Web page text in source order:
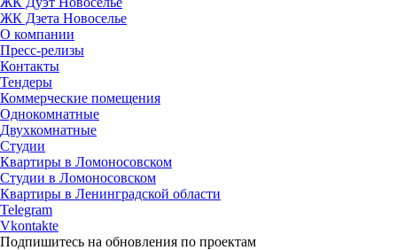
ЖК Дзета Новоселье
О компании
Пресс-релизы
Контакты
Тендеры
Коммерческие помещения
Однокомнатные
Двухкомнатные
Студии
Квартиры в Ломоносовском
Студии в Ломоносовском
Квартиры в Ленинградской области
Telegram
Vkontakte
Подпишитесь на обновления по проектам